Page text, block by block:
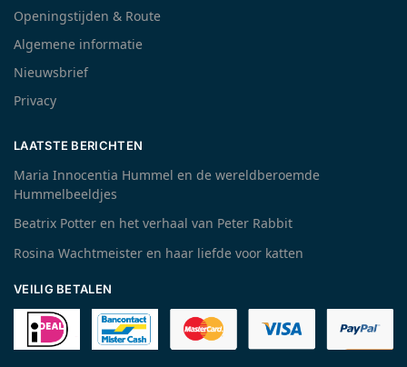
Openingstijden & Route
Algemene informatie
Nieuwsbrief
Privacy
LAATSTE BERICHTEN
Maria Innocentia Hummel en de wereldberoemde
Hummelbeeldjes
Beatrix Potter en het verhaal van Peter Rabbit
Rosina Wachtmeister en haar liefde voor katten
VEILIG BETALEN